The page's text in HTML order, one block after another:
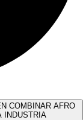
COMBINAR AFRO
INDUSTRIA